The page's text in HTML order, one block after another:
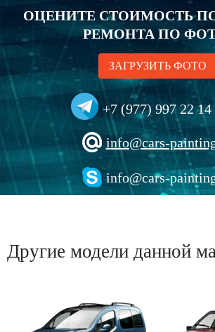
ОЦЕНИТЕ СТОИМОСТЬ
РЕМОНТА ПО
ЗАГРУЗИТЬ ФОТО
+7 (977) 997 22 14
info@cars-
info@cars-
Другие модели данной